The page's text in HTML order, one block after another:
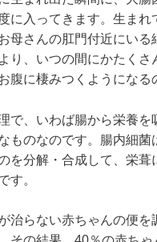
に入ってきます。生まれ
母さんの肛門付近にいる
り、いつの間にかたくさ
腹に棲みつくようになる
で、いわば腸から栄養を
ものなのです。腸内細菌
を分解・合成して、栄葺
す。
治らない赤ちゃんの便を